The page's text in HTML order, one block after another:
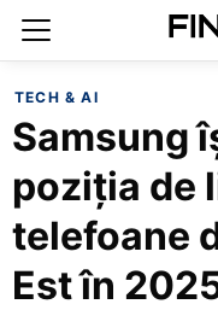
TECH & AI
Samsung
poziția de
telefoane
Est în